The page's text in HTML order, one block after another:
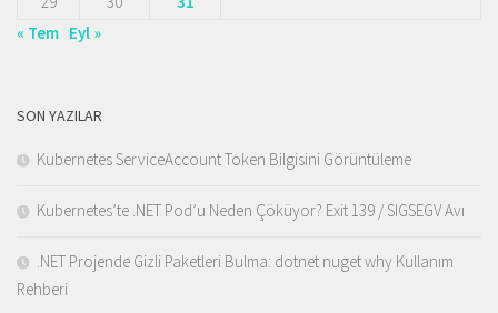
« Tem Eyl »
SON YAZILAR
Kubernetes ServiceAccount Token Bilgisini Görüntüleme
Kubernetes’te .NET Pod’u Neden Çöküyor? Exit 139 / SIGSEGV Avı
.NET Projende Gizli Paketleri Bulma: dotnet nuget why Kullanım
Rehberi